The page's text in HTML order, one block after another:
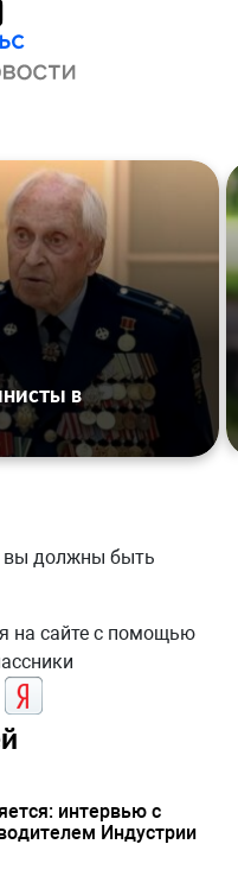
в
вы должны быть
на сайте с помощью
интервью с
Индустрии